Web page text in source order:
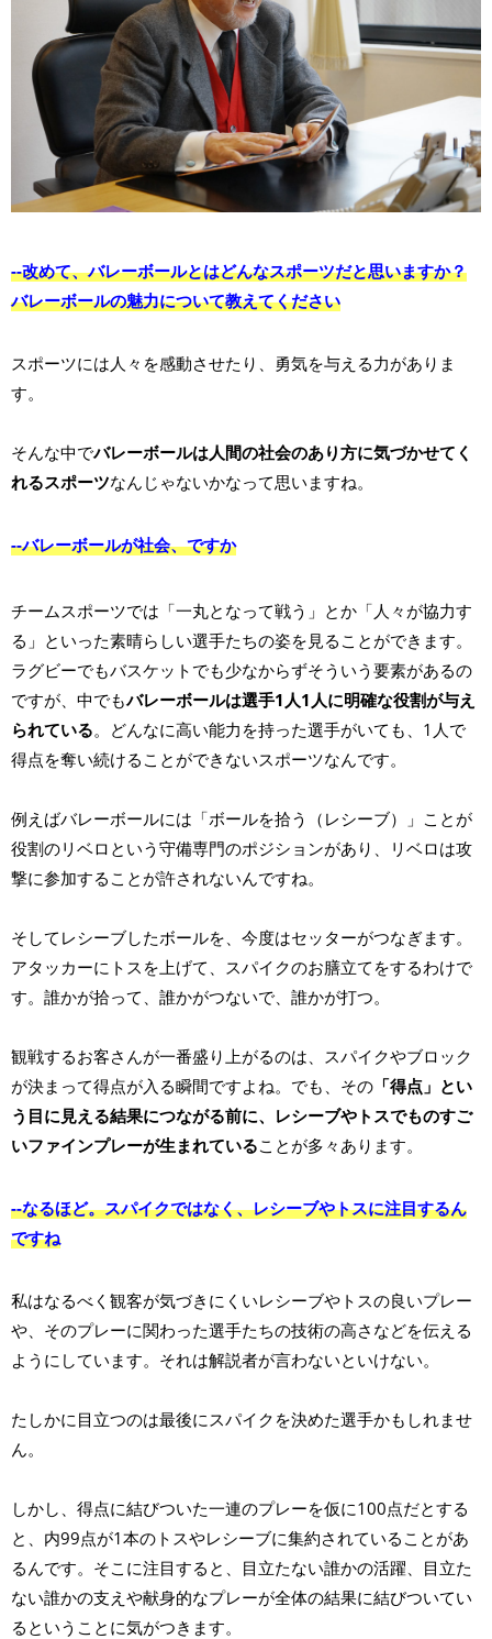
--改めて、バレーボールとはどんなスポーツだと思いますか？
バレーボールの魅力について教えてください
スポーツには人々を感動させたり、勇気を与える力がありま
す。
そんな中でバレーボールは人間の社会のあり方に気づかせてく
れるスポーツなんじゃないかなって思いますね。
--バレーボールが社会、ですか
チームスポーツでは「一丸となって戦う」とか「人々が協力す
る」といった素晴らしい選手たちの姿を見ることができます。
ラグビーでもバスケットでも少なからずそういう要素があるの
ですが、中でもバレーボールは選手1人1人に明確な役割が与え
られている。どんなに高い能力を持った選手がいても、1人で
得点を奪い続けることができないスポーツなんです。
例えばバレーボールには「ボールを拾う（レシーブ）」ことが
役割のリベロという守備専門のポジションがあり、リベロは攻
撃に参加することが許されないんですね。
そしてレシーブしたボールを、今度はセッターがつなぎます。
アタッカーにトスを上げて、スパイクのお膳立てをするわけで
す。誰かが拾って、誰かがつないで、誰かが打つ。
観戦するお客さんが一番盛り上がるのは、スパイクやブロック
が決まって得点が入る瞬間ですよね。でも、その 「得点」とい
う目に見える結果につながる前に、レシーブやトスでものすご
いファインプレーが生まれていることが多々あります。
--なるほど。スパイクではなく、レシーブやトスに注目するん
ですね
私はなるべく観客が気づきにくいレシーブやトスの良いプレー
や、そのプレーに関わった選手たちの技術の高さなどを伝える
ようにしています。それは解説者が言わないといけない。
たしかに目立つのは最後にスパイクを決めた選手かもしれませ
ん。
しかし、得点に結びついた一連のプレーを仮に100点だとする
と、内99点が1本のトスやレシーブに集約されていることがあ
るんです。そこに注目すると、目立たない誰かの活躍、目立た
ない誰かの支えや献身的なプレーが全体の結果に結びついてい
るということに気がつきます。